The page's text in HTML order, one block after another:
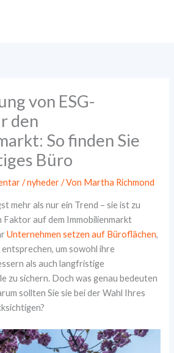
von ESG-
den
So finden Sie
Büro
/nyheder/ Von Martha Richmond
mehr als nur ein Trend – sie ist zu
Faktor auf dem Immobilienmarkt
Unternehmen setzen auf Büroflächen,
um sowohl ihre
als auch langfristige
zu sichern. Doch was genau bedeuten
sollten Sie sie bei der Wahl Ihres